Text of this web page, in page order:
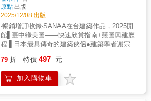
Tao Ho's precious archived legacy, this book
aims to reconstruct his intellectual lineage and
highlight his standing and contributions to
Hong Kong and international architectural
history.
影響力的意圖，代之以側重技術層次與參與公
共事務的討論；有大膽抖出在國際競圖中被惡
意「做掉」，並且不諱言向國際法庭提告，指
控評審過程與結果不公，違反公告與預算，以
及最終選出作品剽竊他方案配置的歷史公案；
有為在葛蕾（Eileen Gray）房子裡塗鴉作畫的
推諉託辭；有提到兩個日本弟子協助搞定遠在
開竅；甚至有給媽媽慶生的速寫賀卡，絲毫不
遮掩他與媽媽的好感情。《作品全集》無時不
刻散發他的氣息、透露他的存在。字裡行間可
件作品，包括早期代表作品如高雄佛教堂，由
三塔構成入口，外觀融合日式、西式與印度風
格，內部以鋼筋混凝土結構堆疊出如印度佛教
石窟的大殿空間，混搭成現代化的佛教堂；還
有著名的三信家商波浪大樓，線條錯落律動的
清水建模外牆、漸進式調整樓地板高低成階梯
教室，頂樓設日式兩坡水曲頂，屋脊兩端有象
鼻雕塑，精密力學構成會跳舞的房子；以及最
為經典的鳳山肉品市場，大膽採用「圓形市
類藝術與文化的建築之旅，加上建築師的傳奇
人生，讓你從漫畫與故事中，驚艷創意的啟
發，15位20世紀最重要的建築師帶領你走進一
場翻天覆地的人文之旅，誕生屬於你自己的建
築知識史與生活思考。本書特色1.完整收錄20
世紀15位傳奇建築大師的生命故事，包含安東
尼．高第、密斯．凡德羅、勒．柯比意、貝聿
故事，161件影響世界美學的不朽作品誕生故事
一次瞭解。3.以水彩風格的精緻插圖呈現建築
之美，閱讀更添增想像。4.圖解建築工法：平
✦名家推薦江賢二 藝術家 姚仁喜 建築師鄭
治桂 藝術評論家 謝佩霓 藝評家、策展人✦
專業推薦曾光宗、廖偉立、胡琮淨、徐明松▍
你，準備好顛覆您對勒．柯比意的所有認知了
嗎？對建築有一定程度認識的人，大多聽過
勒．柯比意。他是現代建築之父，他所提倡的
機能主義及「現代建築五要點」隨著作品傳揚
在幾個大型都市計畫中提出的高層建築、立體
交叉、開放空間與交通系統，更是大刀闊斧地
改革了現代都市的樣貌。然而，上述這些想
原點 出版
2025/12/08 出版
‧暢銷增訂收錄‧SANAA在台建築作品，2025開
館▌臺中綠美圖――快速欣賞指南+競圖興建歷
程 ▌日本最具傳奇的建築俠侶●建築學者謝宗哲
選粹導覽＋與台灣因緣＋日本名家SANAA論伊
東豊雄、石上純也、五十嵐太郎、長谷川祐子
──訴說你不知道的SANAA故事臺中綠美圖、
79 折 特價 497 元
加入購物車